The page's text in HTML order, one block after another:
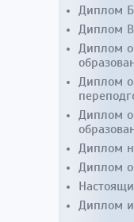
Диплом
Диплом
Диплом о
Диплом о
Диплом
Диплом
Диплом о
Диплом